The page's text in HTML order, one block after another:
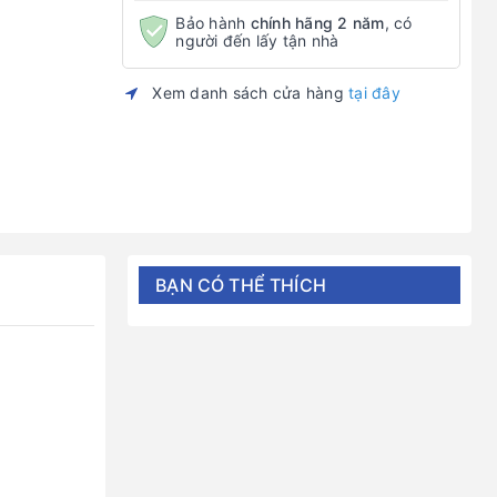
Bảo hành chính hãng 2 năm, có
người đến lấy tận nhà
Xem danh sách cửa hàng tại đây
BẠN CÓ THỂ THÍCH